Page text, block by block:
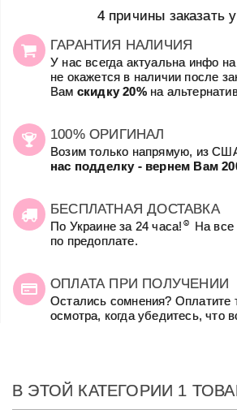
4 причины заказать
ГАРАНТИЯ НАЛИЧИЯ
У нас всегда актуальна инфо
не окажется в наличии после
Вам скидку 20%на
100% ОРИГИНАЛ
Возим только напрямую, из
нас подделку - вернем Вам
БЕСПЛАТНАЯ ДОСТАВКА
По Украине за 24 часа! ☺
На все
по предоплате.
ОПЛАТА ПРИ ПОЛУЧЕНИИ
Остались сомнения? Оплатите
осмотра, когда убедитесь, что
В ЭТОЙ КАТЕГОРИИ 1